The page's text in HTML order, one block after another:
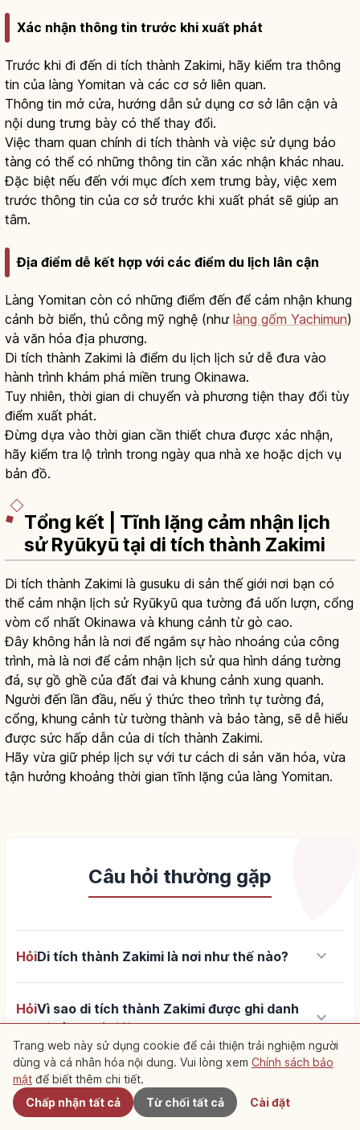
Xác nhận thông tin trước khi xuất phát
Trước khi đi đến di tích thành Zakimi, hãy kiểm tra thông
tin của làng Yomitan và các cơ sở liên quan.
Thông tin mở cửa, hướng dẫn sử dụng cơ sở lân cận và
nội dung trưng bày có thể thay đổi.
Việc tham quan chính di tích thành và việc sử dụng bảo
tàng có thể có những thông tin cần xác nhận khác nhau.
Đặc biệt nếu đến với mục đích xem trưng bày, việc xem
trước thông tin của cơ sở trước khi xuất phát sẽ giúp an
tâm.
Địa điểm dễ kết hợp với các điểm du lịch lân cận
Làng Yomitan còn có những điểm đến để cảm nhận khung
cảnh bờ biển, thủ công mỹ nghệ (như làng gốm Yachimun)
và văn hóa địa phương.
Di tích thành Zakimi là điểm du lịch lịch sử dễ đưa vào
hành trình khám phá miền trung Okinawa.
Tuy nhiên, thời gian di chuyển và phương tiện thay đổi tùy
điểm xuất phát.
Đừng dựa vào thời gian cần thiết chưa được xác nhận,
hãy kiểm tra lộ trình trong ngày qua nhà xe hoặc dịch vụ
bản đồ.
Tổng kết | Tĩnh lặng cảm nhận lịch
sử Ryūkyū tại di tích thành Zakimi
Di tích thành Zakimi là gusuku di sản thế giới nơi bạn có
thể cảm nhận lịch sử Ryūkyū qua tường đá uốn lượn, cổng
vòm cổ nhất Okinawa và khung cảnh từ gò cao.
Đây không hẳn là nơi để ngắm sự hào nhoáng của công
trình, mà là nơi để cảm nhận lịch sử qua hình dáng tường
đá, sự gồ ghề của đất đai và khung cảnh xung quanh.
Người đến lần đầu, nếu ý thức theo trình tự tường đá,
cổng, khung cảnh từ tường thành và bảo tàng, sẽ dễ hiểu
được sức hấp dẫn của di tích thành Zakimi.
Hãy vừa giữ phép lịch sự với tư cách di sản văn hóa, vừa
tận hưởng khoảng thời gian tĩnh lặng của làng Yomitan.
Câu hỏi thường gặp
HỏiDi tích thành Zakimi là nơi như thế nào? keyboard_arrow_down
HỏiVì sao di tích thành Zakimi được ghi danh
Di sản Thế giới?
keyboard_arrow_down
HỏiGosamaru, người xây thành Zakimi, là nhân
vật như thế nào?
Gần đây
Trang web này sử dụng cookie để cải thiện trải nghiệm người
dùng và cá nhân hóa nội dung. Vui lòng xem Chính sách bảo
mật để biết thêm chi tiết.
Chấp nhận tất cả
Từ chối tất cả Cài đặt